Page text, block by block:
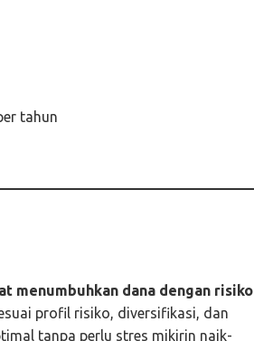
tahun
menumbuhkan dana dengan risiko
profil risiko, diversifikasi, dan
tanpa perlu stres mikirin naik-